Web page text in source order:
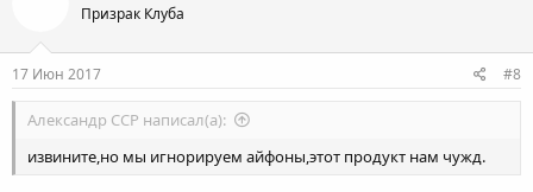
Призрак Клуба
17 Июн 2017 #8
Александр ССР написал(а):
извините,но мы игнорируем айфоны,этот продукт нам чужд.